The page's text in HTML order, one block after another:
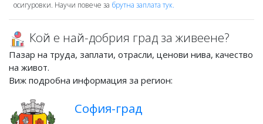
осигуровки. Научи повече за брутна заплата тук.
Кой е най-добрия град за живеене?
Пазар на труда, заплати, отрасли, ценови нива, качество
на живот.
Виж подробна информация за регион:
София-град